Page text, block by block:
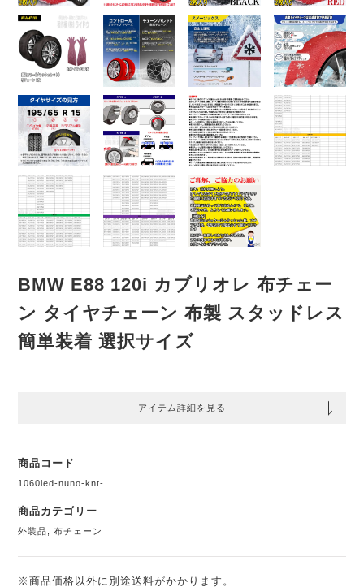
BMW E88 120i カブリオレ 布チェー
ン タイヤチェーン 布製 スタッドレス
簡単装着 選択サイズ
アイテム詳細を見る
商品コード
1060led-nuno-knt-
商品カテゴリー
外装品 ,布チェーン
※商品価格以外に別途送料がかかります。